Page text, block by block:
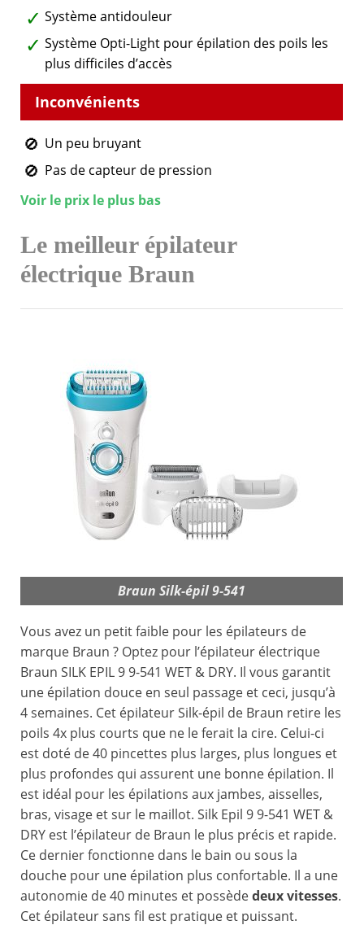
Système antidouleur
Système Opti-Light pour épilation des poils les
plus difficiles d’accès
Un peu bruyant
Pas de capteur de pression
Voir le prix le plus bas
Le meilleur épilateur
électrique Braun
Braun Silk-épil 9-541
Vous avez un petit faible pour les épilateurs de
marque Braun ? Optez pour l’épilateur électrique
Braun SILK EPIL 9 9-541 WET & DRY. Il vous garantit
une épilation douce en seul passage et ceci, jusqu’à
4 semaines. Cet épilateur Silk-épil de Braun retire les
poils 4x plus courts que ne le ferait la cire. Celui-ci
est doté de 40 pincettes plus larges, plus longues et
plus profondes qui assurent une bonne épilation. Il
est idéal pour les épilations aux jambes, aisselles,
bras, visage et sur le maillot. Silk Epil 9 9-541 WET &
DRY est l’épilateur de Braun le plus précis et rapide.
Ce dernier fonctionne dans le bain ou sous la
douche pour une épilation plus confortable. Il a une
autonomie de 40 minutes et possèdedeux vitesses.
Cet épilateur sans fil est pratique et puissant.